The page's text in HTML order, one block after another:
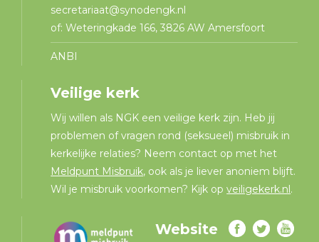
secretariaat@synodengk.nl
of: Weteringkade 166, 3826 AW Amersfoort
ANBI
Veilige kerk
Wij willen als NGK een veilige kerk zijn. Heb jij
problemen of vragen rond (seksueel) misbruik in
kerkelijke relaties? Neem contact op met het
Meldpunt Misbruik, ook als je liever anoniem blijft.
Wil je misbruik voorkomen? Kijk opveiligekerk.nl.
Website